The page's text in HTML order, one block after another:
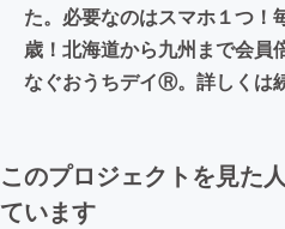
た。必要なのはスマホ１つ！
歳！北海道から九州まで会員
なぐおうちデイⓇ。詳しくは
このプロジェクトを見た
ています